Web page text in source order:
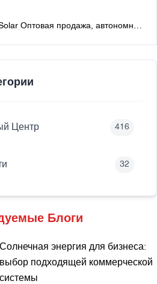
Оптовая продажа, автономная
батареями
Центр 416
32
Блоги
Солнечная энергия для бизнеса:
выбор подходящей коммерческой
системы